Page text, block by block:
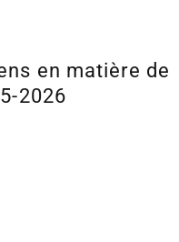
en matière de
2026